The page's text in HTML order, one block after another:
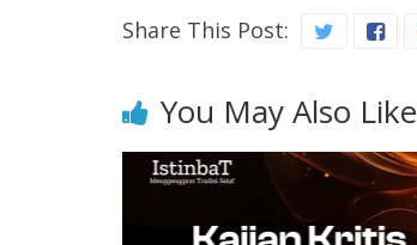
Share This Post:
You May Also Like